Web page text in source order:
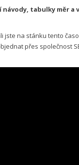
návody, tabulky měr
jste na stánku tento
přes společnost